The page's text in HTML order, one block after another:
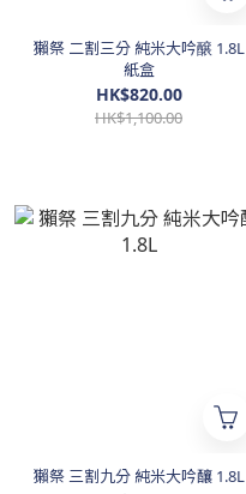
獺祭 二割三分 純米大吟醸 1.8L
紙盒
HK$820.00
HK$1,100.00
獺祭 三割九分 純米大吟釀 1.8L